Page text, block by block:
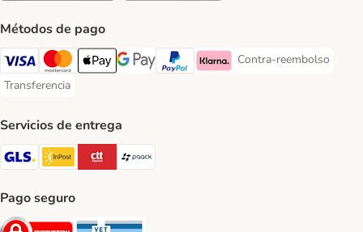
Métodos de pago
Visa Payment Method
Mastercard Payment Method
Apple Pay Payment Method
Google Pay Payment Method
PayPal Payment Method
Klarna Payment Method
Contra-reembolso
Contra-reembolso
Transferencia
Transferencia Payment Method
Servicios de entrega
GLS Shipping Method
InPost Shipping Method
CTTExpress Shipping Method
paack Shipping Method
Pago seguro
Security